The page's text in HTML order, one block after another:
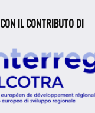
CON IL CONTRIBUTO DI